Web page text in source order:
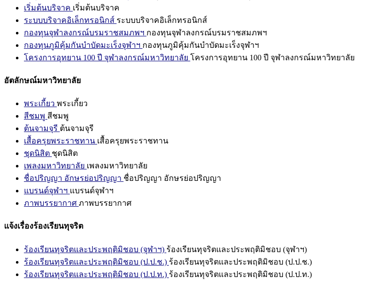
เริ่มต้นบริจาค เริ่มต้นบริจาค
ระบบบริจาคอิเล็กทรอนิกส์ ระบบบริจาคอิเล็กทรอนิกส์
กองทุนจุฬาลงกรณ์บรมราชสมภพฯ กองทุนจุฬาลงกรณ์บรมราชสมภพฯ
กองทุนภูมิคุ้มกันบำบัดมะเร็งจุฬาฯ กองทุนภูมิคุ้มกันบำบัดมะเร็งจุฬาฯ
โครงการอุทยาน 100 ปี จุฬาลงกรณ์มหาวิทยาลัย โครงการอุทยาน 100 ปี จุฬาลงกรณ์มหาวิทยาลัย
อัตลักษณ์มหาวิทยาลัย
พระเกี้ยว พระเกี้ยว
สีชมพู สีชมพู
ต้นจามจุรี ต้นจามจุรี
เสื้อครุยพระราชทาน เสื้อครุยพระราชทาน
ชุดนิสิต ชุดนิสิต
เพลงมหาวิทยาลัย เพลงมหาวิทยาลัย
ชื่อปริญญา อักษรย่อปริญญา ชื่อปริญญา อักษรย่อปริญญา
แบรนด์จุฬาฯ แบรนด์จุฬาฯ
ภาพบรรยากาศ ภาพบรรยากาศ
แจ้งเรื่องร้องเรียนทุจริต
ร้องเรียนทุจริตและประพฤติมิชอบ (จุฬาฯ) ร้องเรียนทุจริตและประพฤติมิชอบ (จุฬาฯ)
ร้องเรียนทุจริตและประพฤติมิชอบ (ป.ป.ช.) ร้องเรียนทุจริตและประพฤติมิชอบ (ป.ป.ช.)
ร้องเรียนทุจริตและประพฤติมิชอบ (ป.ป.ท.) ร้องเรียนทุจริตและประพฤติมิชอบ (ป.ป.ท.)